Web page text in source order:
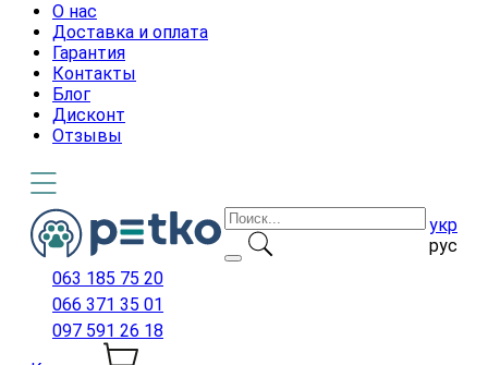
О нас
Доставка и оплата
Гарантия
Контакты
Блог
Дисконт
Отзывы
укр
рус
063 185 75 20
066 371 35 01
097 591 26 18